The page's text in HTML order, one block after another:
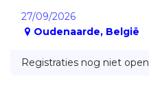
27/09/2026
Oudenaarde, België
Registraties nog niet open